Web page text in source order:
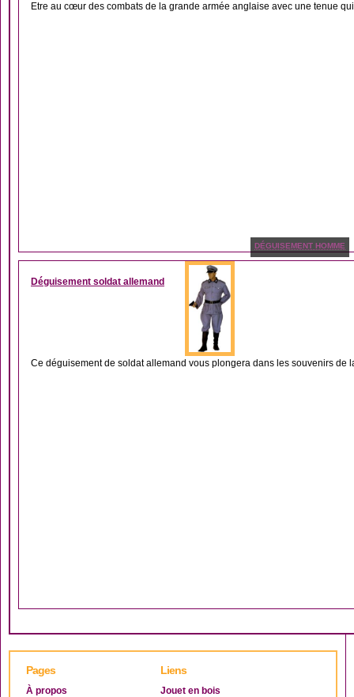
Etre au cœur des combats de la grande armée anglaise avec une tenue qui
DÉGUISEMENT HOMME
Déguisement soldat allemand
Ce déguisement de soldat allemand vous plongera dans les souvenirs de
Pages
À propos
Liens
Jouet en bois